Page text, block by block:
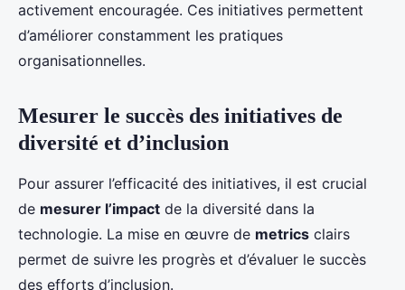
activement encouragée. Ces initiatives permettent
d’améliorer constamment les pratiques
organisationnelles.
Mesurer le succès des initiatives de
diversité et d’inclusion
Pour assurer l’efficacité des initiatives, il est crucial
de mesurer l’impact de la diversité dans la
technologie. La mise en œuvre de metrics clairs
permet de suivre les progrès et d’évaluer le succès
des efforts d’inclusion.